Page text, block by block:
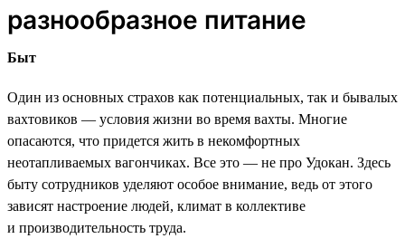
разнообразное питание
Быт
Один из основных страхов как потенциальных, так и бывалых
вахтовиков — условия жизни во время вахты. Многие
опасаются, что придется жить в некомфортных
неотапливаемых вагончиках. Все это — не про Удокан. Здесь
быту сотрудников уделяют особое внимание, ведь от этого
зависят настроение людей, климат в коллективе
и производительность труда.